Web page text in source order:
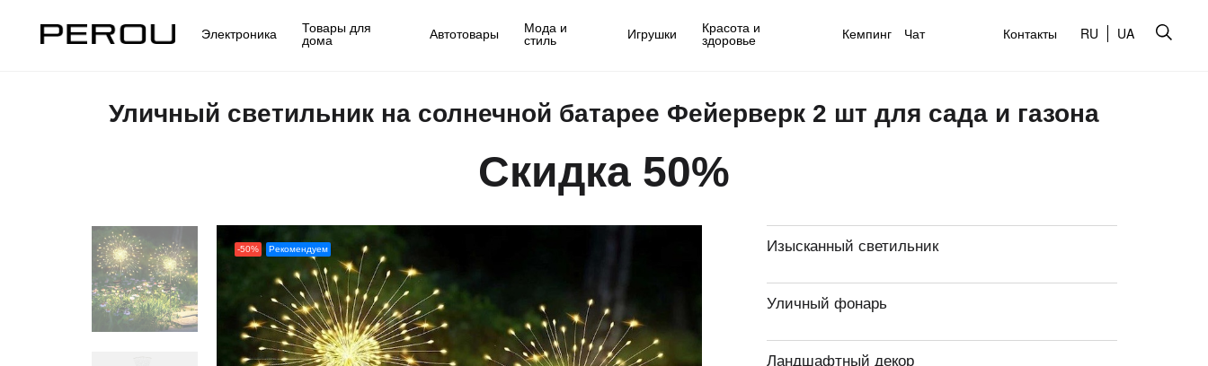
Электроника Товары для
дома Автотовары Мода и
стиль Игрушки Красота и
здоровье Кемпинг Чат Контакты RU UA
Уличный светильник на солнечной батарее Фейерверк 2 шт для сада и газона
Скидка 50%
-50% Рекомендуем Изысканный светильник
Уличный фонарь
Ландшафтный декор